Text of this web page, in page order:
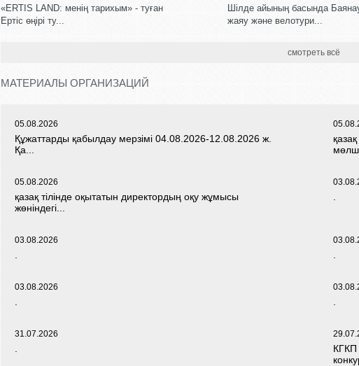
«ERTIS LAND: менің тарихым» - туған
Ертіс өңірі ту...
Шілде айының басында
жаяу және велотури...
смотреть всё
МАТЕРИАЛЫ ОРГАНИЗАЦИЙ
05.08.2026
Құжаттарды қабылдау мерзімі 04.08.2026-12.08.2026 ж.
Қа...
05.08.2026
қазақ тілінде оқытатын директордың оқу жұмысы
жөніндегі...
03.08.2026
03.08.2026
31.07.2026
КГКП